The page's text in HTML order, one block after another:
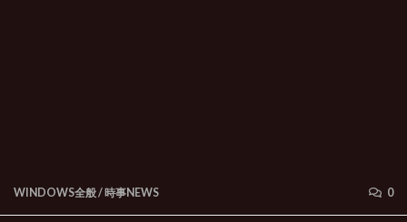
WINDOWS全般/時事NEWS 0